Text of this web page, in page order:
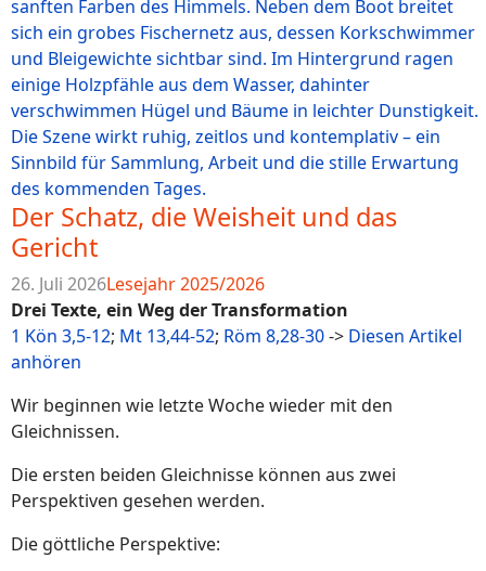
Der Schatz, die Weisheit und das
Gericht
26. Juli 2026Lesejahr 2025/2026
Drei Texte, ein Weg der Transformation
1 Kön 3,5-12; Mt 13,44-52; Röm 8,28-30-> Diesen Artikel
anhören
Wir beginnen wie letzte Woche wieder mit den
Gleichnissen.
Die ersten beiden Gleichnisse können aus zwei
Perspektiven gesehen werden.
Die göttliche Perspektive: